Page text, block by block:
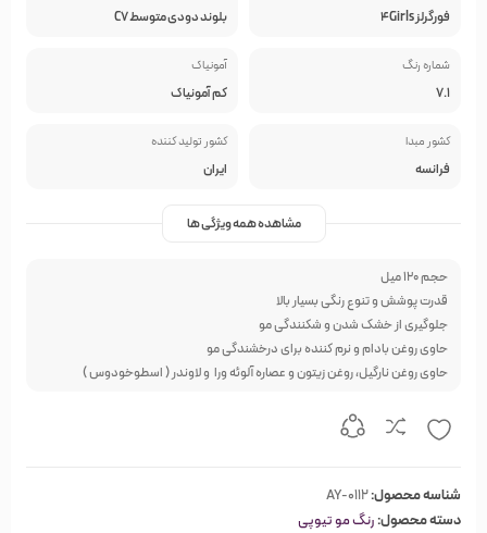
فورگرلز 4Girls بلوند دودی متوسط C7
شماره رنگ
7.1
آمونیاک
کم آمونیاک
کشور مبدا
فرانسه
کشور تولید کننده
ایران
مشاهده همه ویژگی ها
حجم 120 میل
قدرت پوشش و تنوع رنگی بسیار بالا
جلوگیری از خشک شدن و شکنندگی مو
حاوی روغن بادام و نرم کننده برای درخشندگی مو
حاوی روغن نارگیل، روغن زیتون و عصاره آلوئه ورا و لاوندر ( اسطوخودوس )
شناسه محصول:AY-0112
دسته محصول:رنگ مو تیوپی